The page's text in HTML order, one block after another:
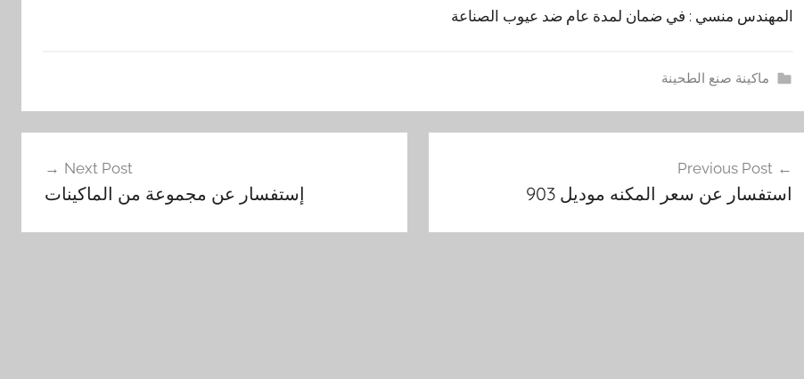
المهندس منسي : في ضمان لمدة عام ضد عيوب الصناعة
ماكينة صنع الطحينة
ت
المقالات
Previous Post
استفسار عن سعر المكنه موديل 903
Next Post
إستفسار عن مجموعة من الماكينات